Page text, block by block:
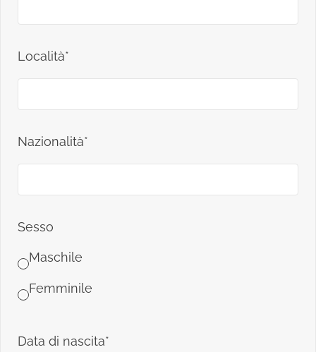
Località*
Nazionalità*
Sesso
Maschile
Femminile
Data di nascita*